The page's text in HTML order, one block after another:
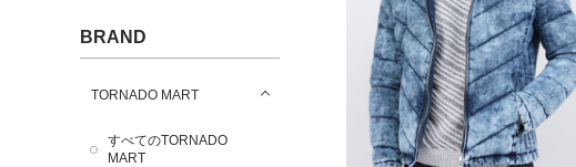
BRAND
TORNADO MART
すべてのTORNADO
MART